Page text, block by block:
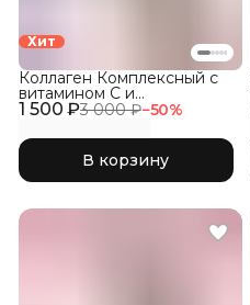
Хит
1 500 ₽3 000 ₽−50%
Коллаген Комплексный с
витамином C и
гиалуроновой кислотой,
В корзину